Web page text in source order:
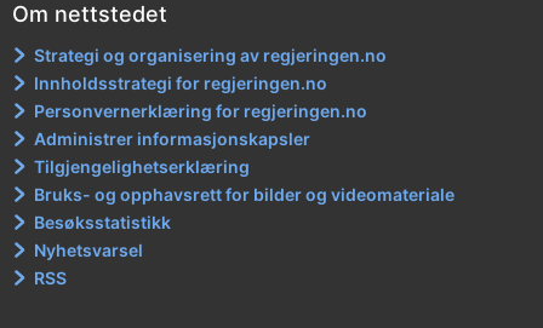
Om nettstedet
Strategi og organisering av regjeringen.no
Innholdsstrategi for regjeringen.no
Personvernerklæring for regjeringen.no
Administrer informasjonskapsler
Tilgjengelighetserklæring
Bruks- og opphavsrett for bilder og videomateriale
Besøksstatistikk
Nyhetsvarsel
RSS